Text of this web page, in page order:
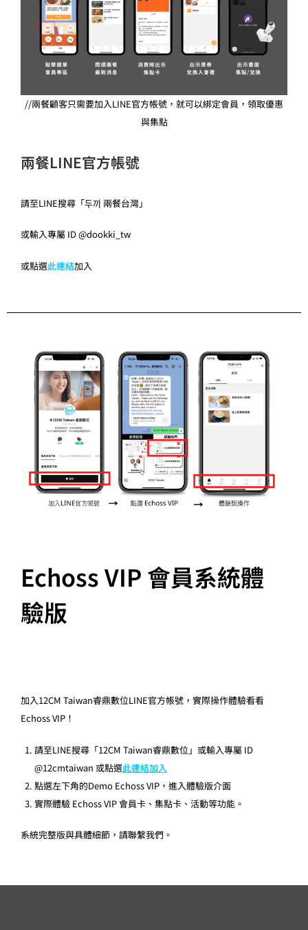
//兩餐顧客只需要加入LINE官方帳號，就可以綁定會員，領取優惠
與集點
兩餐LINE官方帳號
請至LINE搜尋「두끼 兩餐台灣」
或輸入專屬 ID @dookki_tw
或點選此連結加入
Echoss VIP 會員系統體
驗版
加入12CM Taiwan睿鼎數位LINE官方帳號，實際操作體驗看看
Echoss VIP！
請至LINE搜尋「12CM Taiwan睿鼎數位」或輸入專屬 ID
@12cmtaiwan 或點選此連結加入
點選左下角的Demo Echoss VIP，進入體驗版介面
實際體驗 Echoss VIP 會員卡、集點卡、活動等功能。
系統完整版與具體細節，請聯繫我們。